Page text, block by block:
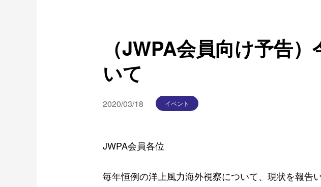
（JWPA会員向け予告
いて
2020/03/18 イベント
JWPA会員各位
毎年恒例の洋上風力海外視察について、現状を報告い